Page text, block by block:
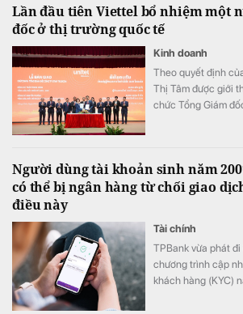
ngân hàng.
Lần đầu tiên Viettel bổ nhiệm một
đốc ở thị trường quốc tế
Kinh doanh
Theo quyết định
Thị Tâm được giới
chức Tổng Giám
Người dùng tài khoản sinh năm
có thể bị ngân hàng từ chối giao
điều này
Tài chính
TPBank vừa phát
chương trình cập
khách hàng (KYC)